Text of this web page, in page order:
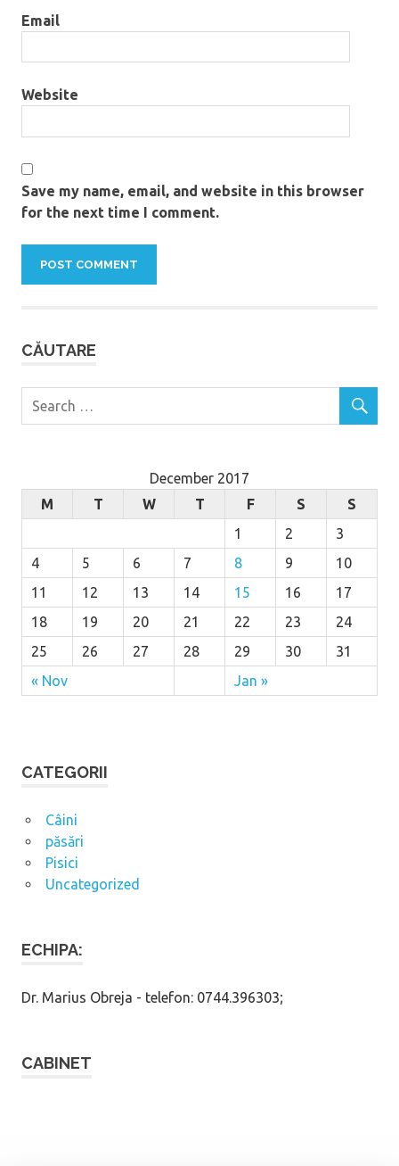
Email
Website
Save my name, email, and website in this browser
for the next time I comment.
CĂUTARE
December 2017
M
T W T F S S
« Nov Jan »
1 2
3
4
5 6 7 8 9
10
11
12 13 14 15 16
17
18
19 20 21 22 23
24
25
26 27 28 29 30 31
CATEGORII
Câini
păsări
Pisici
Uncategorized
ECHIPA:
Dr. Marius Obreja - telefon: 0744.396303;
CABINET